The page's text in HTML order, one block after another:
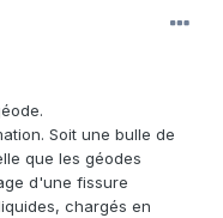
Soit une bulle de
que les géodes
d'une fissure
chargés en